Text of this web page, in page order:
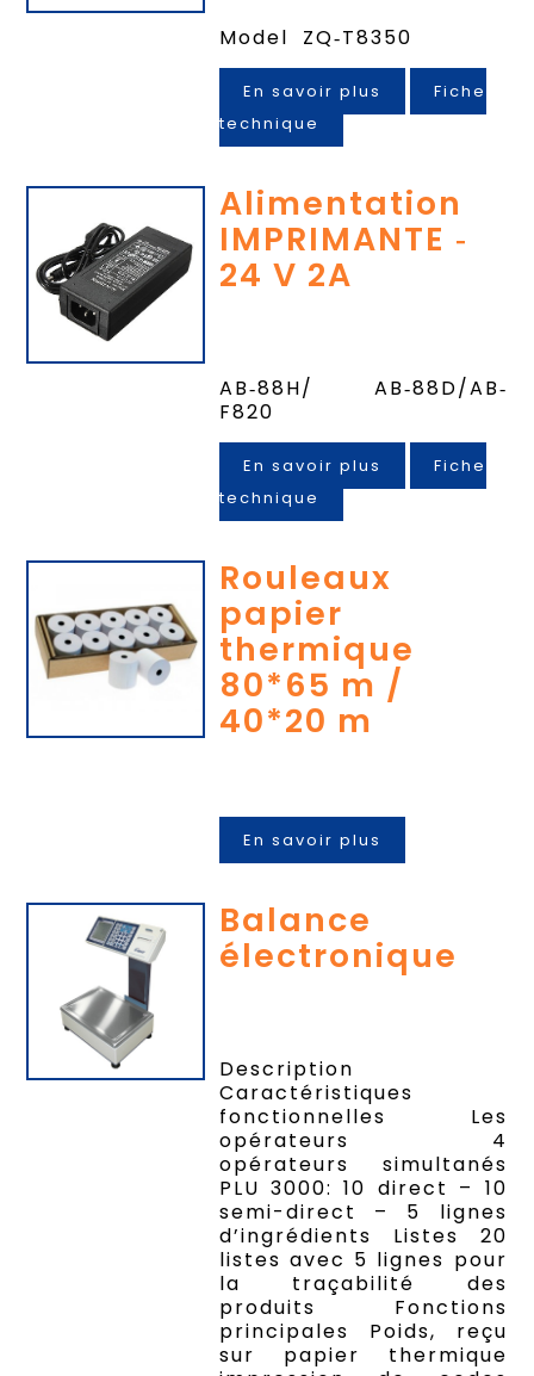
Model ZQ‐T8350
En savoir plus
Fiche
technique
Alimentation
IMPRIMANTE ‐
24 V 2A
AB‐88H/ AB‐88D/AB‐
F820
En savoir plus
Fiche
technique
Rouleaux
papier
thermique
80*65 m /
40*20 m
En savoir plus
Balance
électronique
Description
Caractéristiques
fonctionnelles Les
opérateurs 4
opérateurs simultanés
PLU 3000: 10 direct – 10
semi-direct – 5 lignes
d’ingrédients Listes 20
listes avec 5 lignes pour
la traçabilité des
produits Fonctions
principales Poids, reçu
sur papier thermique